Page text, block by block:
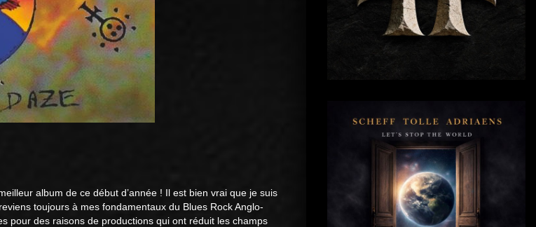
album de ce début d’année ! Il est bien vrai que je suis
toujours à mes fondamentaux du Blues Rock Anglo-
pour des raisons de productions qui ont réduit les champs